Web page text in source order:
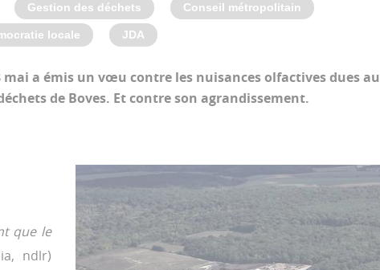
Gestion des déchets Conseil métropolitain
locale JDA
mai a émis un vœu contre les nuisances olfactives dues au
de Boves. Et contre son agrandissement.
que le
ndlr)